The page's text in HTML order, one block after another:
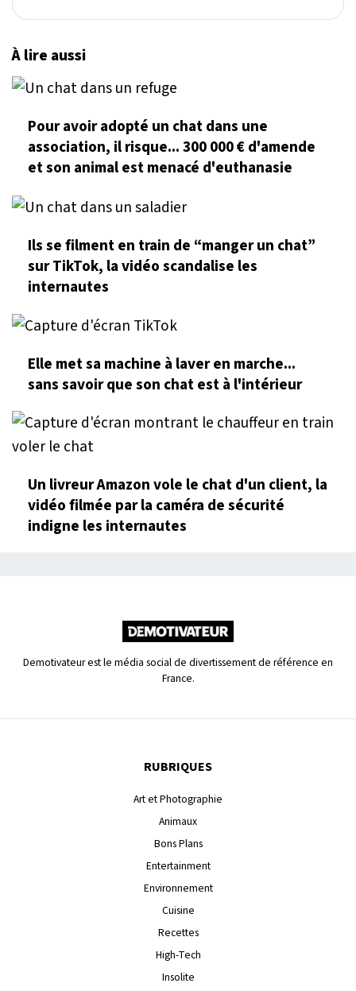
À lire aussi
Pour avoir adopté un chat dans une
association, il risque... 300 000 € d'amende
et son animal est menacé d'euthanasie
Ils se filment en train de “manger un chat”
sur TikTok, la vidéo scandalise les
internautes
Elle met sa machine à laver en marche...
sans savoir que son chat est à l'intérieur
Un livreur Amazon vole le chat d'un client, la
vidéo filmée par la caméra de sécurité
indigne les internautes
Demotivateur est le média social de divertissement de référence en
France.
RUBRIQUES
Art et Photographie
Animaux
Bons Plans
Entertainment
Environnement
Cuisine
Recettes
High-Tech
Insolite